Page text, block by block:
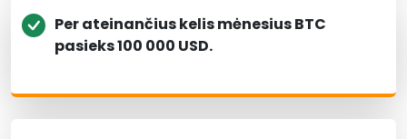
Per ateinančius kelis mėnesius BTC
pasieks 100 000 USD.